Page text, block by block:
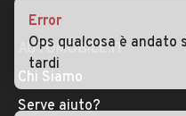
AUTOMOBILE.IT
Chi Siamo
Serve aiuto?
Error
Ops qualcosa è andato
tardi